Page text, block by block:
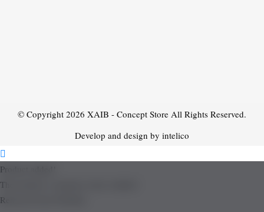
© Copyright 2026 XAIB - Concept Store All Rights Reserved.
Develop and design by intelico
Product added!
The product is already in the wishlist!
Removed from Wishlist